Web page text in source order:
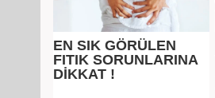
EN SIK GÖRÜLEN
FITIK SORUNLARINA
DİKKAT !